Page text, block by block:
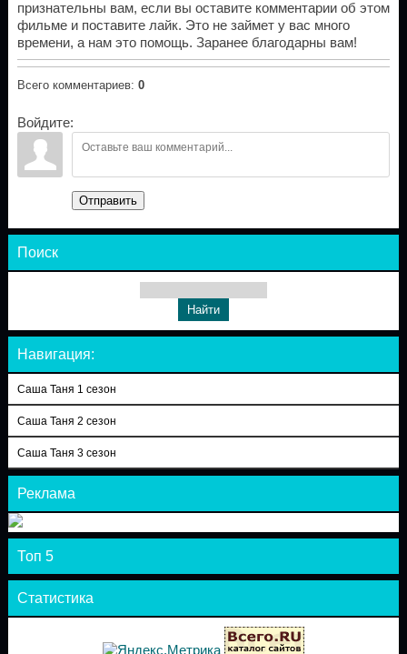
признательны вам, если вы оставите комментарии об этом
фильме и поставите лайк. Это не займет у вас много
времени, а нам это помощь. Заранее благодарны вам!
Всего комментариев: 0
Войдите:
Отправить
Поиск
Навигация:
Саша Таня 1 сезон
Саша Таня 2 сезон
Саша Таня 3 сезон
Реклама
Топ 5
Статистика